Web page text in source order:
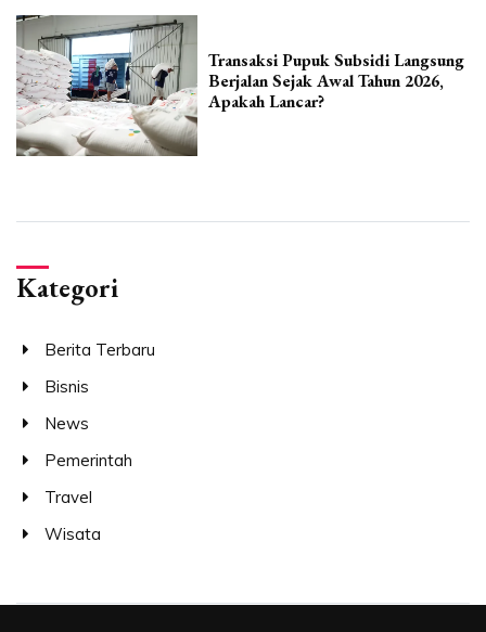
Transaksi Pupuk Subsidi Langsung
Berjalan Sejak Awal Tahun 2026,
Apakah Lancar?
Kategori
Berita Terbaru
Bisnis
News
Pemerintah
Travel
Wisata